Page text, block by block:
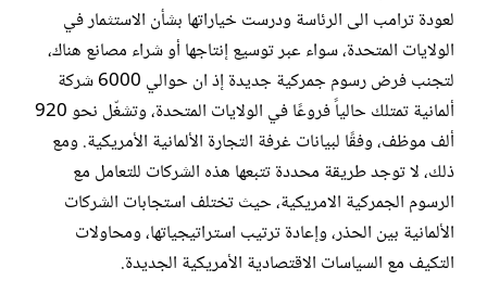
لعودة ترامب الى الرئاسة ودرست خياراتها بشأن الاستثمار في
الولايات المتحدة، سواء عبر توسيع إنتاجها أو شراء مصانع هناك،
لتجنب فرض رسوم جمركية جديدة إذ ان حوالي 6000 شركة
ألمانية تمتلك حالياً فروعًا في الولايات المتحدة، وتشغّل نحو 920
ألف موظف، وفقًا لبيانات غرفة التجارة الألمانية الأمريكية. ومع
ذلك، لا توجد طريقة محددة تتبعها هذه الشركات للتعامل مع
الرسوم الجمركية الامريكية، حيث تختلف استجابات الشركات
الألمانية بين الحذر، وإعادة ترتيب استراتيجياتها، ومحاولات
التكيف مع السياسات الاقتصادية الأمريكية الجديدة.